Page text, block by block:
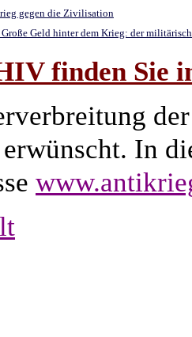
gegen die Zivilisation
Große Geld hinter dem Krieg: der
finden Sie
In